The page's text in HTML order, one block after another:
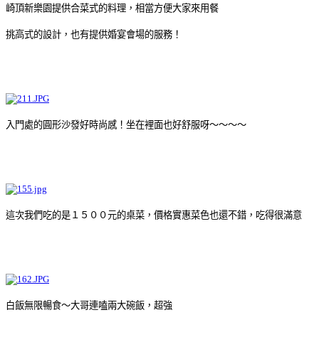
崎頂新樂園提供合菜式的料理，相當方便大家來用餐
挑高式的設計，也有提供婚宴會場的服務！
入門處的圓形沙發好時尚感！坐在裡面也好舒服呀～～～～
這次我們吃的是１５００元的桌菜，價格實惠菜色也還不錯，吃得很滿意
白飯無限暢食～大哥連嗑兩大碗飯，超強